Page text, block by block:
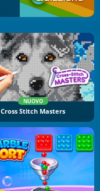
NUOVO
Cross Stitch Masters